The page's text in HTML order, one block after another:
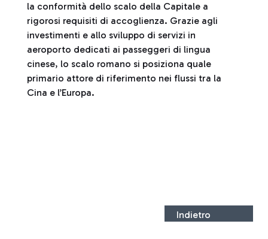
la conformità dello scalo della Capitale a
rigorosi requisiti di accoglienza. Grazie agli
investimenti e allo sviluppo di servizi in
aeroporto dedicati ai passeggeri di lingua
cinese, lo scalo romano si posiziona quale
primario attore di riferimento nei flussi tra la
Cina e l’Europa.
Indietro